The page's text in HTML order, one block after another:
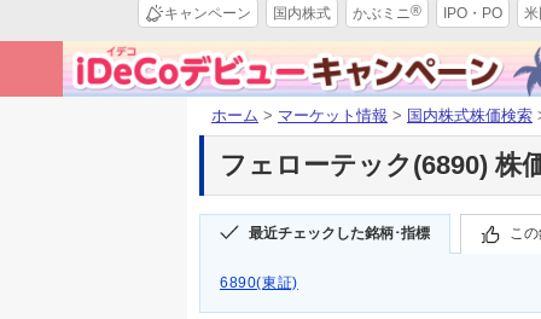
キャンペーン 国内株式 かぶミニ® IPO・PO
ホーム > マーケット情報 > 国内株式株価検索
フェローテック(6890) 株
最近チェックした銘柄･指標 こ
6890(東証)